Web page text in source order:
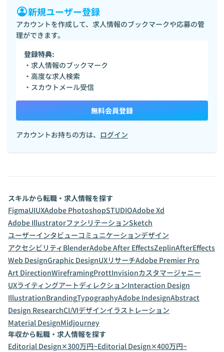
新規ユーザー登録
アカウントを作成して、求人情報のブックマークや応募の管
理ができます。
登録特典:
・求人情報のブックマーク
・高度な求人検索
・スカウトメール受信
無料会員登録
アカウントお持ちの方は、 ログイン
スキルから転職・求人情報を探す
FigmaUIUXAdobe PhotoshopSTUDIOAdobe Xd
Adobe IllustratorファシリテーションSketch
ユーザーインタビューコミュニケーションデザイン
アクセシビリティ BlenderAdobe After EffectsZeplinAfterEffects
Web DesignGraphic DesignUXリサーチAdobe Premier Pro
Art DirectionWireframingProttInvisionカスタマージャニー
UXライティングアートディレクションInteraction Design
IllustrationBrandingTypographyAdobe IndesignAbstract
Design ResearchCI/VIデザインイラストレーション
Material DesignMidjourney
年収から転職・求人情報を探す
Editorial Design✕300万円~Editorial Design✕400万円~